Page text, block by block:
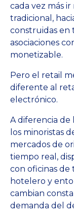
cada vez más
tradicional,
construidas en
asociaciones
monetizable.
Pero el retail
diferente al
electrónico.
A diferencia de
los minoristas
mercados de
tiempo real,
con oficinas de
hotelero y
cambian
demanda del